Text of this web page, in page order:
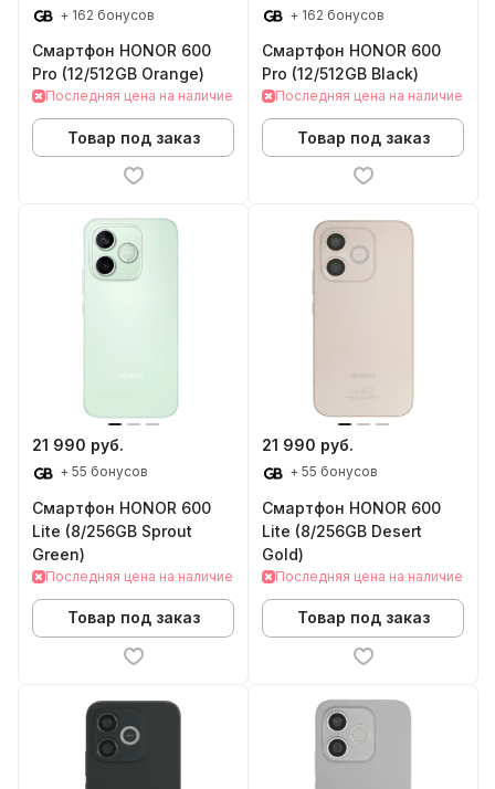
+ 162 бонусов
Смартфон HONOR 600
Pro (12/512GB Orange)
Последняя цена на наличие
Товар под заказ
+ 162 бонусов
Смартфон HONOR 600
Pro (12/512GB Black)
Последняя цена на наличие
Товар под заказ
21 990 руб.
+ 55 бонусов
Смартфон HONOR 600
Lite (8/256GB Sprout
Green)
Последняя цена на наличие
Товар под заказ
21 990 руб.
+ 55 бонусов
Смартфон HONOR 600
Lite (8/256GB Desert
Gold)
Последняя цена на наличие
Товар под заказ